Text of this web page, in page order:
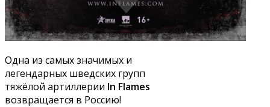
Одна из самых значимых и
легендарных шведских групп
тяжёлой артиллерии In Flames
возвращается в Россию!